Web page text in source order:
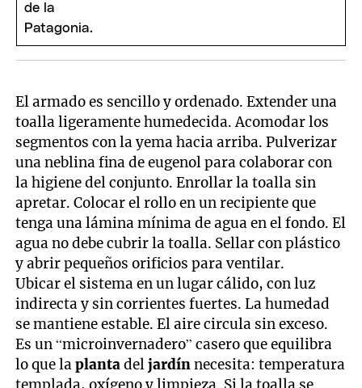
El armado es sencillo y ordenado. Extender una
toalla ligeramente humedecida. Acomodar los
segmentos con la yema hacia arriba. Pulverizar
una neblina fina de eugenol para colaborar con
la higiene del conjunto. Enrollar la toalla sin
apretar. Colocar el rollo en un recipiente que
tenga una lámina mínima de agua en el fondo. El
agua no debe cubrir la toalla. Sellar con plástico
y abrir pequeños orificios para ventilar.
Ubicar el sistema en un lugar cálido, con luz
indirecta y sin corrientes fuertes. La humedad
se mantiene estable. El aire circula sin exceso.
Es un “microinvernadero” casero que equilibra
lo que laplantadeljardínnecesita: temperatura